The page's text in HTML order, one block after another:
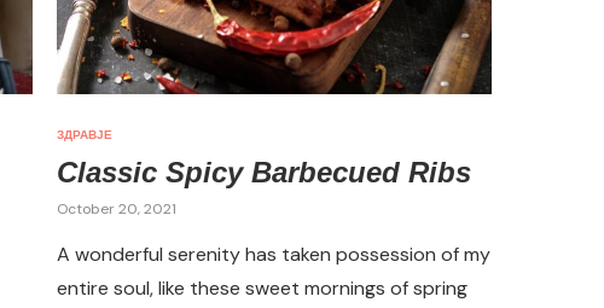
ЗДРАВЈЕ
Classic Spicy Barbecued Ribs
October 20, 2021
A wonderful serenity has taken possession of my
entire soul, like these sweet mornings of spring